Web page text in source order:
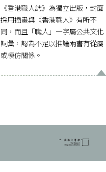
《香港職人誌》為獨立出版，封面
採用插畫與《香港職人》有所不
同，而且「職人」一字屬公共文化
詞彙，認為不足以推論兩書有從屬
或模仿關係。